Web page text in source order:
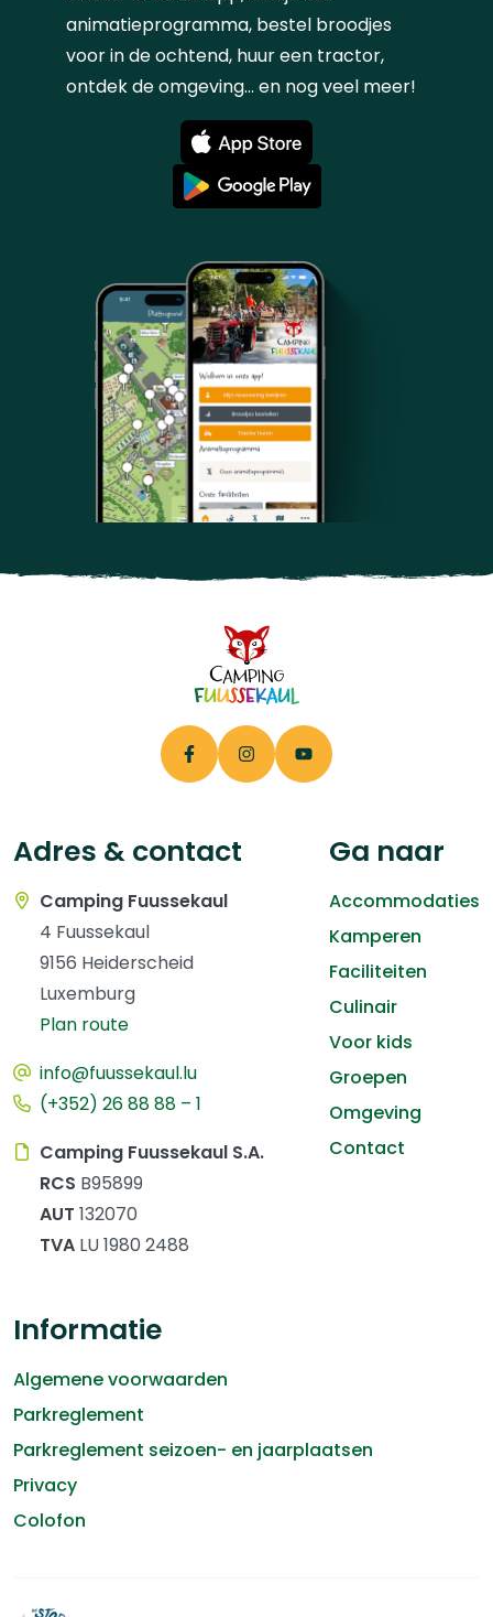
animatieprogramma, bestel broodjes
voor in de ochtend, huur een tractor,
ontdek de omgeving... en nog veel meer!
Adres & contact
Camping Fuussekaul
4 Fuussekaul
9156 Heiderscheid
Luxemburg
Plan route
info@fuussekaul.lu
(+352) 26 88 88 – 1
Camping Fuussekaul S.A.
RCS B95899
AUT 132070
TVA LU 1980 2488
Ga naar
Accommodaties
Kamperen
Faciliteiten
Culinair
Voor kids
Groepen
Omgeving
Contact
Informatie
Algemene voorwaarden
Parkreglement
Parkreglement seizoen- en jaarplaatsen
Privacy
Colofon